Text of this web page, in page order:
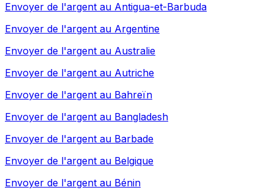
Envoyer de l'argent au Antigua-et-Barbuda
Envoyer de l'argent au Argentine
Envoyer de l'argent au Australie
Envoyer de l'argent au Autriche
Envoyer de l'argent au Bahreïn
Envoyer de l'argent au Bangladesh
Envoyer de l'argent au Barbade
Envoyer de l'argent au Belgique
Envoyer de l'argent au Bénin